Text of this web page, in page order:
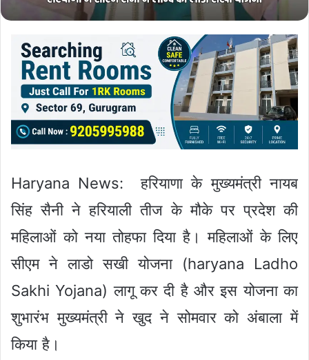
Haryana News: हरियाणा के मुख्यमंत्री नायब
सिंह सैनी ने हरियाली तीज के मौके पर प्रदेश की
महिलाओं को नया तोहफा दिया है। महिलाओं के लिए
सीएम ने लाडो सखी योजना (haryana Ladho
Sakhi Yojana) लागू कर दी है और इस योजना का
शुभारंभ मुख्यमंत्री ने खुद ने सोमवार को अंबाला में
किया है।